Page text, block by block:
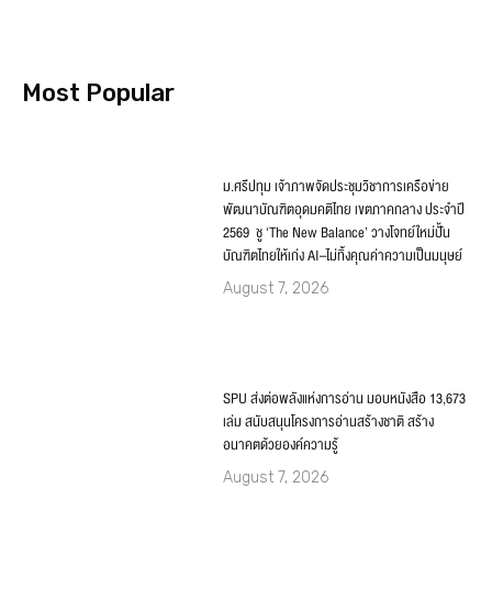
SPU ส่งต่อพลังแห่งการอ่าน มอบหนังสือ 13,673
เล่ม สนับสนุนโครงการอ่านสร้างชาติ สร้าง
‘ผศ.ดร.ศิวพร เสาวคนธ์’ SPU ได้รับคัดเลือกเป็น
บินลัดฟ้าศึกษาดูงาน ณ Google สิงคโปร์